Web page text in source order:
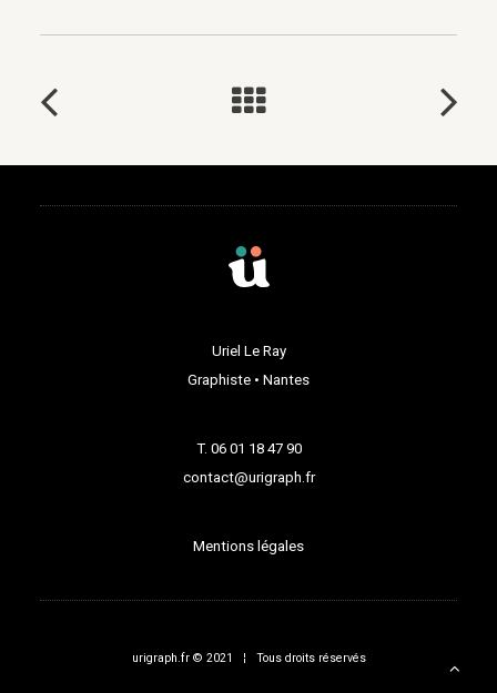
Uriel Le Ray
Graphiste • Nantes
T. 06 01 18 47 90
contact@urigraph.fr
Mentions légales
urigraph.fr © 2021 ¦ Tous droits réservés